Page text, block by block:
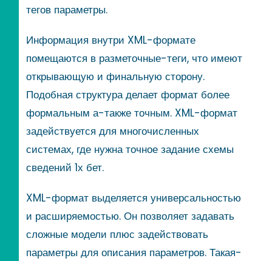
тегов параметры.
Информация внутри XML-формате
помещаются в разметочные-теги, что имеют
открывающую и финальную сторону.
Подобная структура делает формат более
формальным а-также точным. XML-формат
задействуется для многочисленных
системах, где нужна точное задание схемы
сведений 1х бет.
XML-формат выделяется универсальностью
и расширяемостью. Он позволяет задавать
сложные модели плюс задействовать
параметры для описания параметров. Такая-